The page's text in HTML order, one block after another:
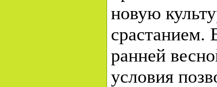
новую
срастанием.
ранней
условия